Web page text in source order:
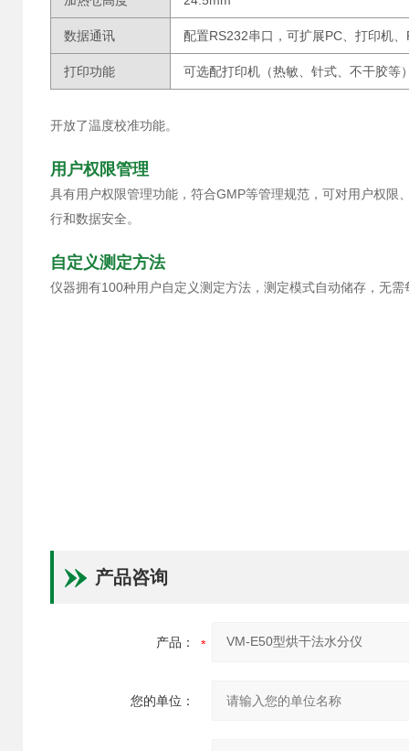
数据通讯 配置RS232串口，可扩展PC、打印机
打印功能 可选配打印机（热敏、针式、不干胶等
开放了温度校准功能。
用户权限管理
具有用户权限管理功能，符合GMP等管理规范，可对用户权
行和数据安全。
自定义测定方法
仪器拥有100种用户自定义测定方法，测定模式自动储存，无
产品咨询
产品：
您的单位：